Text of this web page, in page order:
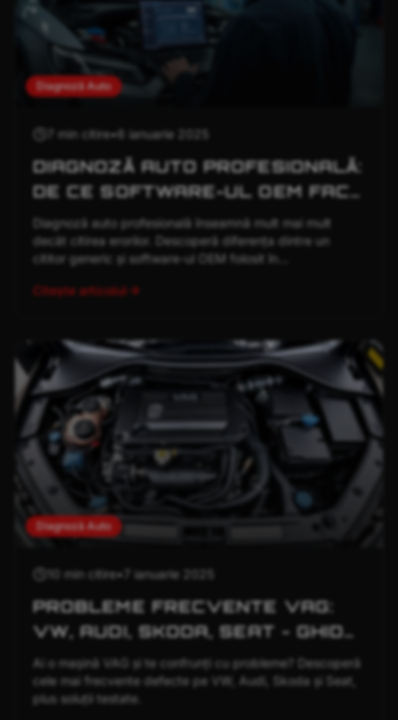
Diagnoză Auto
7 min citire•6 ianuarie 2025
DIAGNOZĂ AUTO PROFESIONALĂ:
DE CE SOFTWARE-UL OEM FACE
DIFERENȚA
Diagnoză auto profesională înseamnă mult mai mult
decât citirea erorilor. Descoperă diferența dintre un
cititor generic și software-ul OEM folosit în
Citește articolul
Diagnoză Auto
10 min citire• 7 ianuarie 2025
PROBLEME FRECVENTE VAG:
VW, AUDI, SKODA, SEAT - GHID
COMPLET
Ai o mașină VAG și te confrunți cu probleme? Descoperă
cele mai frecvente defecte pe VW, Audi, Skoda și Seat,
plus soluții testate.